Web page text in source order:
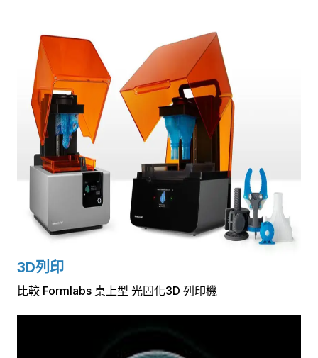
3D列印
比較 Formlabs 桌上型 光固化3D 列印機